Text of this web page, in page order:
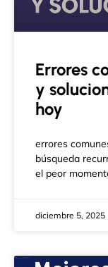
Errores
y
hoy
errores
búsqueda
el peor
diciembre 5, 2025